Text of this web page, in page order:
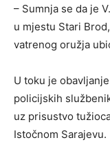
– Sumnja se da je
u mjestu Stari
vatrenog oružja
U toku je
policijskih
uz prisustvo
Istočnom Sarajevu.